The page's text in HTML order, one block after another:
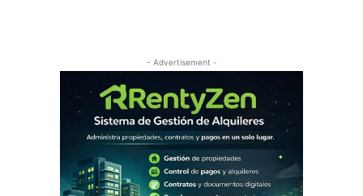
- Advertisement -